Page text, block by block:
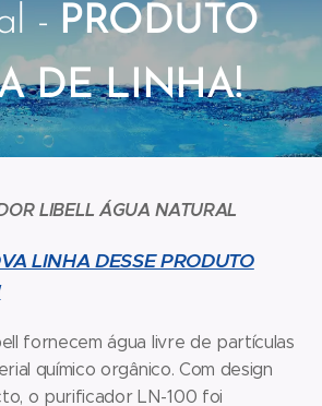
- PRODUTO
DE LINHA!
LIBELL ÁGUA NATURAL
LINHA DESSE PRODUTO
fornecem água livre de partículas
químico orgânico. Com design
o purificador LN-100 foi